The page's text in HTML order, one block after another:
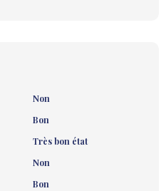
Non
Bon
Très bon état
Non
Bon